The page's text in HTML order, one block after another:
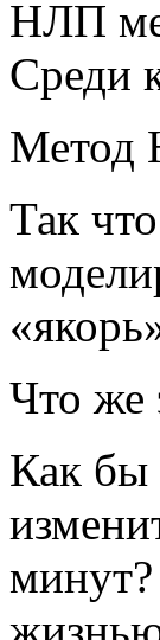
НЛП
Среди
Метод
Так
Что же
Как бы